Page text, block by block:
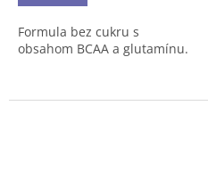
Formula bez cukru s
obsahom BCAA a glutamínu.